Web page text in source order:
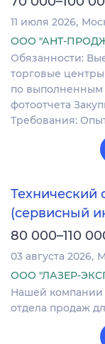
11 июля 2026
ООО "АНТ-
Обязанности:
торговые
по выполненным
фотоотчета
Требования:
Технический
(сервисный
80 000–110
03 августа 2026
ООО "ЛАЗЕР-
Нашей компании
отдела продаж